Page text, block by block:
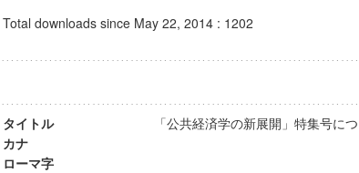
Total downloads since May 22, 2014 : 1202
タイトル
「公共経済学の新展開」特集号
カナ
ローマ字